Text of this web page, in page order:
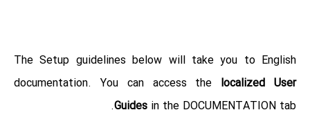
The Setup guidelines below will take you to English
documentation. You can access the localized User
Guides in the DOCUMENTATION tab.